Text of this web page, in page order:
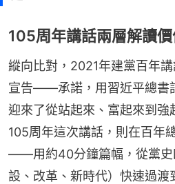
105周年講話兩層解讀
縱向比對，2021年建黨百年
宣告——承諾，用習近平總書
迎來了從站起來、富起來到強
105周年這次講話，則在百年
——用約40分鐘篇幅，從黨史
設、改革、新時代）快速過渡